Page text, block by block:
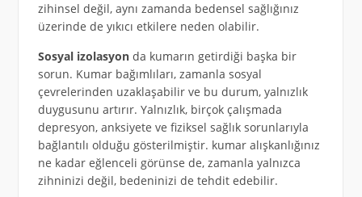
zihinsel değil, aynı zamanda bedensel sağlığınız
üzerinde de yıkıcı etkilere neden olabilir.
Sosyal izolasyonda kumarın getirdiği başka bir
sorun. Kumar bağımlıları, zamanla sosyal
çevrelerinden uzaklaşabilir ve bu durum, yalnızlık
duygusunu artırır. Yalnızlık, birçok çalışmada
depresyon, anksiyete ve fiziksel sağlık sorunlarıyla
bağlantılı olduğu gösterilmiştir. kumar alışkanlığınız
ne kadar eğlenceli görünse de, zamanla yalnızca
zihninizi değil, bedeninizi de tehdit edebilir.